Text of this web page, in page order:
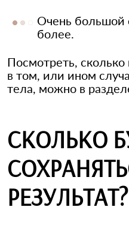
Очень большой
более.
Посмотреть, сколько
в том, или ином
тела, можно в
СКОЛЬКО
РЕЗУЛЬТАТ?